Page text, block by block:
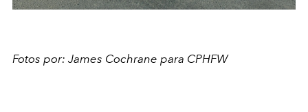
Fotos por: James Cochrane para CPHFW